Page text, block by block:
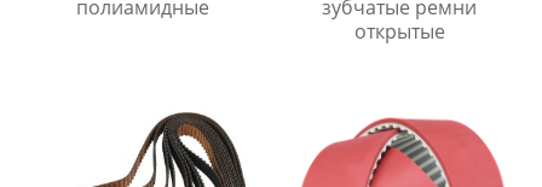
полиамидные
зубчатые ремни
открытые